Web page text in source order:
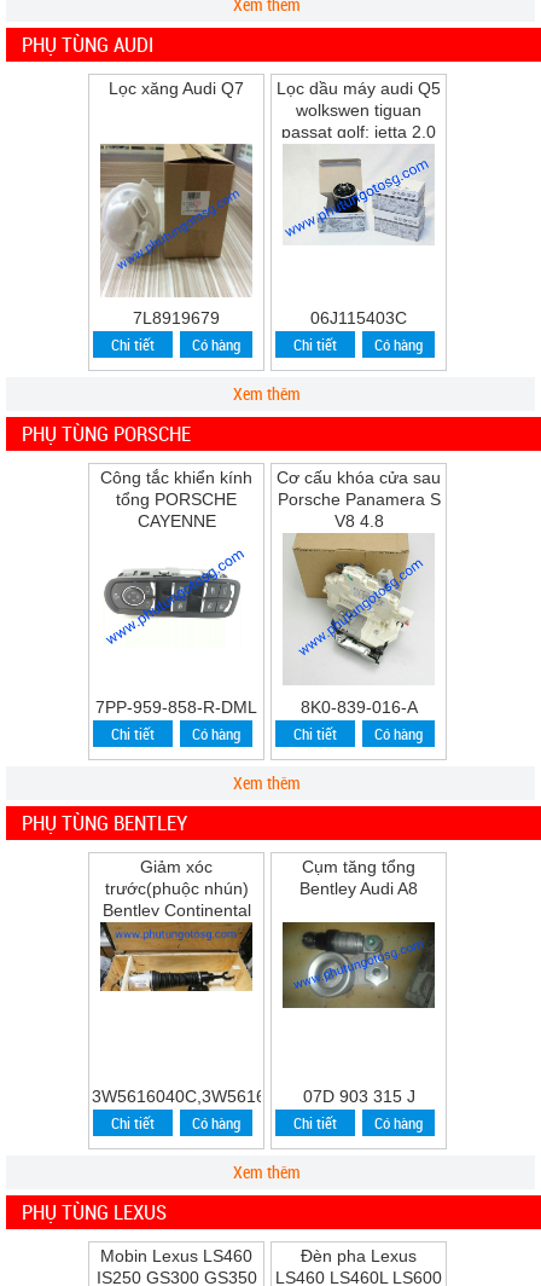
PHỤ TÙNG AUDI
Lọc xăng Audi Q7
7L8919679
Chi tiết Có hàng
Lọc dầu máy audi Q5
wolkswen tiguan
passat golf; jetta 2.0
06J115403C
Chi tiết Có hàng
Xem thêm
PHỤ TÙNG PORSCHE
Công tắc khiển kính
tổng PORSCHE
CAYENNE
7PP-959-858-R-DML
Chi tiết Có hàng
Cơ cấu khóa cửa sau
Porsche Panamera S
V8 4.8
8K0-839-016-A
Chi tiết Có hàng
Xem thêm
PHỤ TÙNG BENTLEY
Giảm xóc
trước(phuộc nhún)
Bentley Continental
Flying Spur Speed
năm 2009
3W5616040C,3W5616039C
Chi tiết Có hàng
Cụm tăng tổng
Bentley Audi A8
07D 903 315 J
Chi tiết Có hàng
Xem thêm
PHỤ TÙNG LEXUS
Mobin Lexus LS460
IS250 GS300 GS350
Đèn pha Lexus
LS460 LS460L LS600